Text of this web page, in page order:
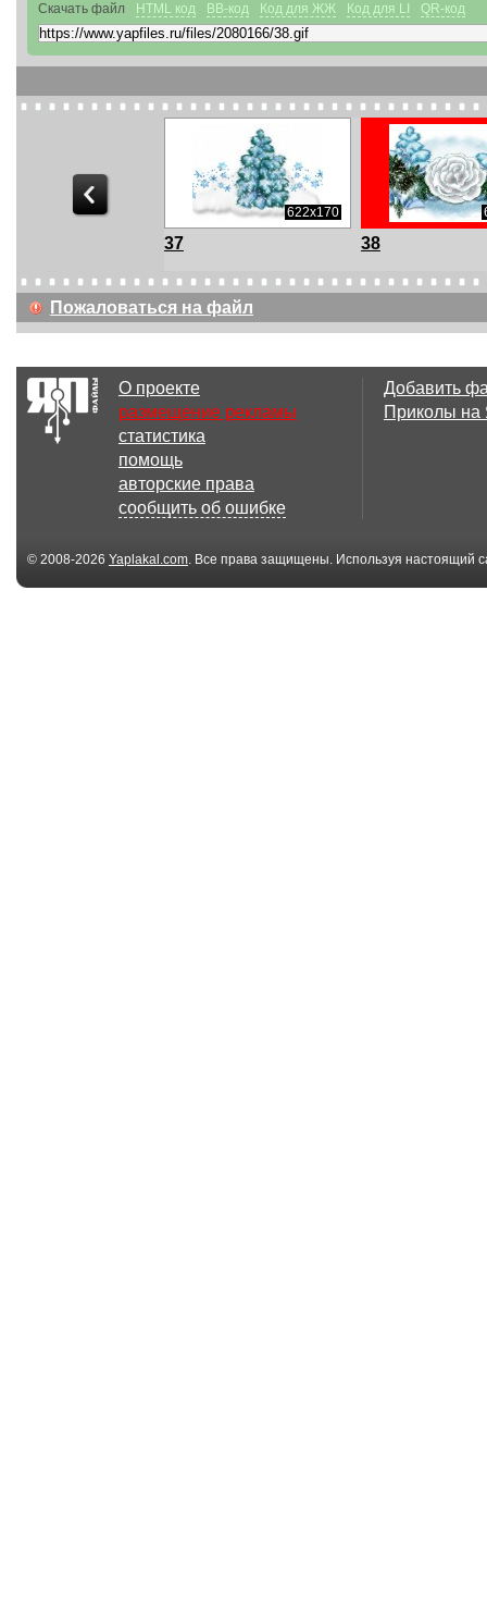
Скачать файл HTML код BB-код Код для ЖЖ Код для LI QR-код
782x235 622x170
37 38
Пожаловаться на файл
О проекте
размещение рекламы
статистика
помощь
авторские права
сообщить об ошибке
Добавить
Приколы
© 2008-2026 Yaplakal.com. Все права защищены. Используя настоящий